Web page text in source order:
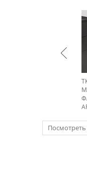
Посмотреть